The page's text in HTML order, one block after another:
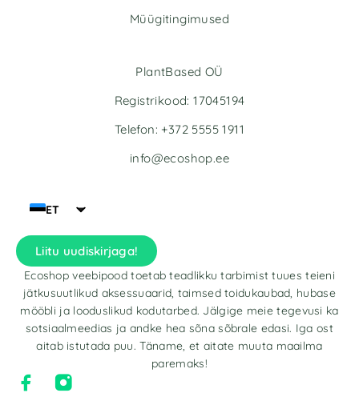
Müügitingimused
ET
Liitu uudiskirjaga!
Ecoshop veebipood toetab teadlikku tarbimist tuues teieni
jätkusuutlikud aksessuaarid, taimsed toidukaubad, hubase
mööbli ja looduslikud kodutarbed. Jälgige meie tegevusi ka
sotsiaalmeedias ja andke hea sõna sõbrale edasi. Iga ost
aitab istutada puu. Täname, et aitate muuta maailma
paremaks!
PlantBased OÜ
Registrikood: 17045194
Telefon: +372 5555 1911
info@ecoshop.ee